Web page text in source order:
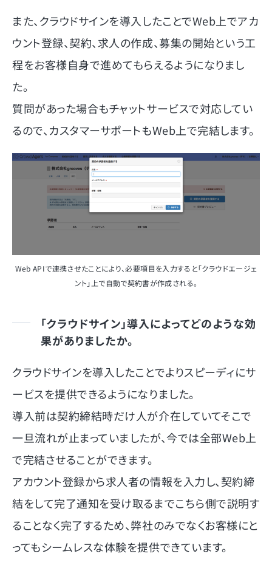
また、クラウドサインを導入したことでWeb上でアカ
ウント登録、契約、求人の作成、募集の開始という工
程をお客様自身で進めてもらえるようになりまし
た。
質問があった場合もチャットサービスで対応してい
るので、カスタマーサポートもWeb上で完結します。
Web APIで連携させたことにより、必要項目を入力すると「クラウドエージェ
ント」上で自動で契約書が作成される。
「クラウドサイン」導入によってどのような効
果がありましたか。
クラウドサインを導入したことでよりスピーディにサ
ービスを提供できるようになりました。
導入前は契約締結時だけ人が介在していてそこで
一旦流れが止まっていましたが、今では全部Web上
で完結させることができます。
アカウント登録から求人者の情報を入力し、契約締
結をして完了通知を受け取るまでこちら側で説明す
ることなく完了するため、弊社のみでなくお客様にと
ってもシームレスな体験を提供できています。